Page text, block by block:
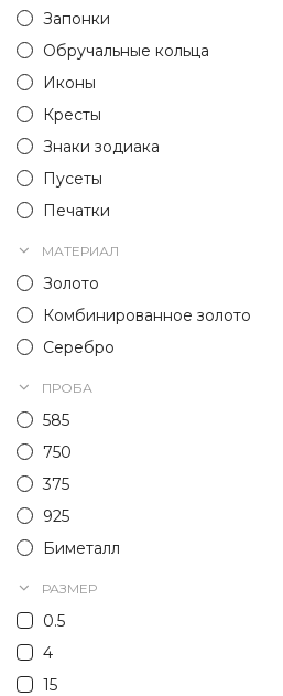
Запонки
Обручальные кольца
Иконы
Кресты
Знаки зодиака
Пусеты
Печатки
МАТЕРИАЛ
Золото
Комбинированное золото
Серебро
ПРОБА
585
750
375
925
Биметалл
РАЗМЕР
0.5
4
15